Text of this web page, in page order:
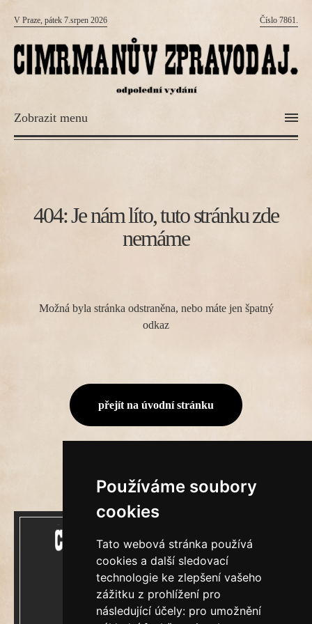
Používáme soubory
cookies
Tato webová stránka používá
cookies a další sledovací
technologie ke zlepšení vašeho
zážitku z prohlížení pro
následující účely: pro umožnění
V Praze, pátek 7.srpen 2026 Číslo 7861.
Zobrazit menu
404: Je nám líto, tuto stránku zde
nemáme
Možná byla stránka odstraněna, nebo máte jen špatný
odkaz
přejít na úvodní stránku
Mecenášem Cimrmanova Zpravodaje je
společnost